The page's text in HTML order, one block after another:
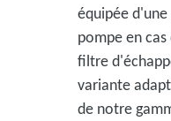
équipée
pompe en
filtre
variante
de notre